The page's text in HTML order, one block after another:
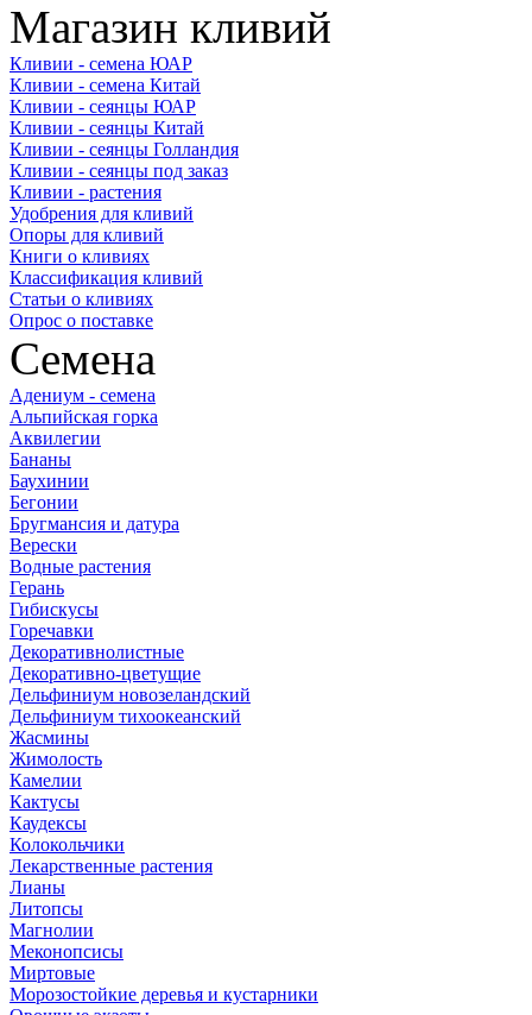
Магазин кливий
Кливии - семена ЮАР
Кливии - семена Китай
Кливии - сеянцы ЮАР
Кливии - сеянцы Китай
Кливии - сеянцы Голландия
Кливии - сеянцы под заказ
Кливии - растения
Удобрения для кливий
Опоры для кливий
Книги о кливиях
Классификация кливий
Статьи о кливиях
Опрос о поставке
Семена
Адениум - семена
Альпийская горка
Аквилегии
Бананы
Баухинии
Бегонии
Бругмансия и датура
Верески
Водные растения
Герань
Гибискусы
Горечавки
Декоративнолистные
Декоративно-цветущие
Дельфиниум новозеландский
Дельфиниум тихоокеанский
Жасмины
Жимолость
Камелии
Кактусы
Каудексы
Колокольчики
Лекарственные растения
Лианы
Литопсы
Магнолии
Меконопсисы
Миртовые
Морозостойкие деревья и кустарники